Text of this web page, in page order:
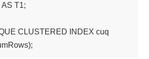
T1;
CLUSTERED INDEX cuq